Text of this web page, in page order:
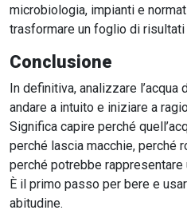
microbiologia, impianti e
trasformare un foglio di
Conclusione
In definitiva, analizzare
andare a intuito e iniziare a
Significa capire perché
perché lascia macchie, perché
perché potrebbe rappresentare
È il primo passo per bere e
abitudine.